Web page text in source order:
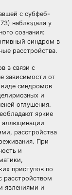
с субфеб-
наблюдала у
сознания:
синдром в
расстройства.
в связи с
зависимости от
синдромов
и
оглушения.
яркие
расстройства
При
и
приступов по
расстройством
явлениями и